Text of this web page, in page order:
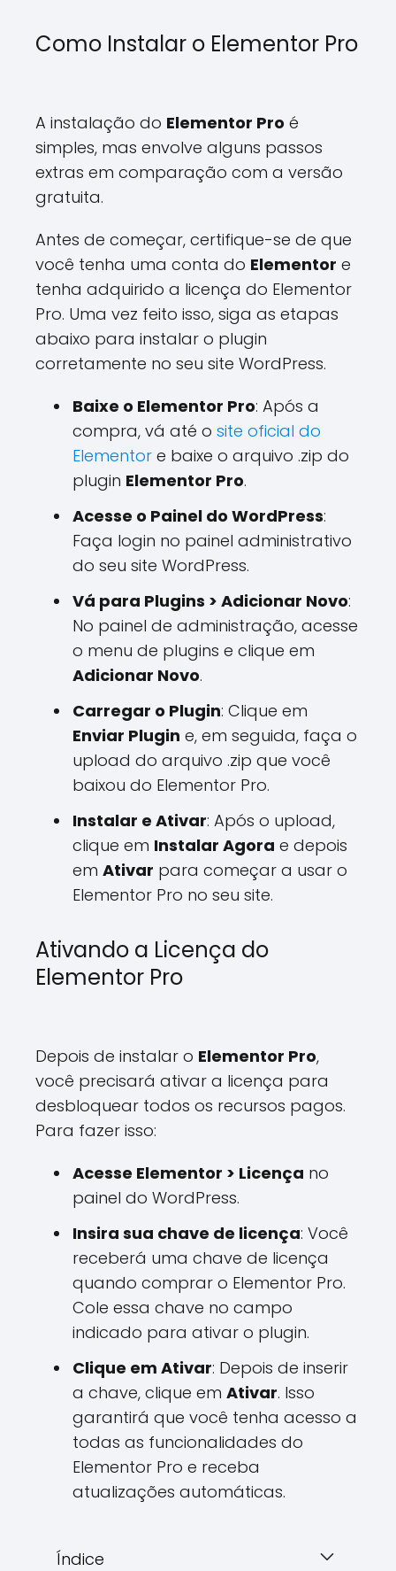
Como Instalar o Elementor Pro
A instalação do Elementor Pro é
simples, mas envolve alguns passos
extras em comparação com a versão
gratuita.
Antes de começar, certifique-se de que
você tenha uma conta do Elementor e
tenha adquirido a licença do Elementor
Pro. Uma vez feito isso, siga as etapas
abaixo para instalar o plugin
corretamente no seu site WordPress.
Baixe o Elementor Pro: Após a
compra, vá até o site oficial do
Elementor e baixe o arquivo .zip do
plugin Elementor Pro.
Acesse o Painel do WordPress:
Faça login no painel administrativo
do seu site WordPress.
Vá para Plugins > Adicionar Novo:
No painel de administração, acesse
o menu de plugins e clique em
Adicionar Novo.
Carregar o Plugin: Clique em
Enviar Plugin e, em seguida, faça o
upload do arquivo .zip que você
baixou do Elementor Pro.
Instalar e Ativar: Após o upload,
clique em Instalar Agora e depois
em Ativar para começar a usar o
Elementor Pro no seu site.
Ativando a Licença do
Elementor Pro
Depois de instalar o Elementor Pro,
você precisará ativar a licença para
desbloquear todos os recursos pagos.
Para fazer isso:
Acesse Elementor > Licença no
painel do WordPress.
Insira sua chave de licença: Você
receberá uma chave de licença
quando comprar o Elementor Pro.
Cole essa chave no campo
indicado para ativar o plugin.
Clique em Ativar: Depois de inserir
a chave, clique em Ativar. Isso
garantirá que você tenha acesso a
todas as funcionalidades do
Elementor Pro e receba
atualizações automáticas.
Índice